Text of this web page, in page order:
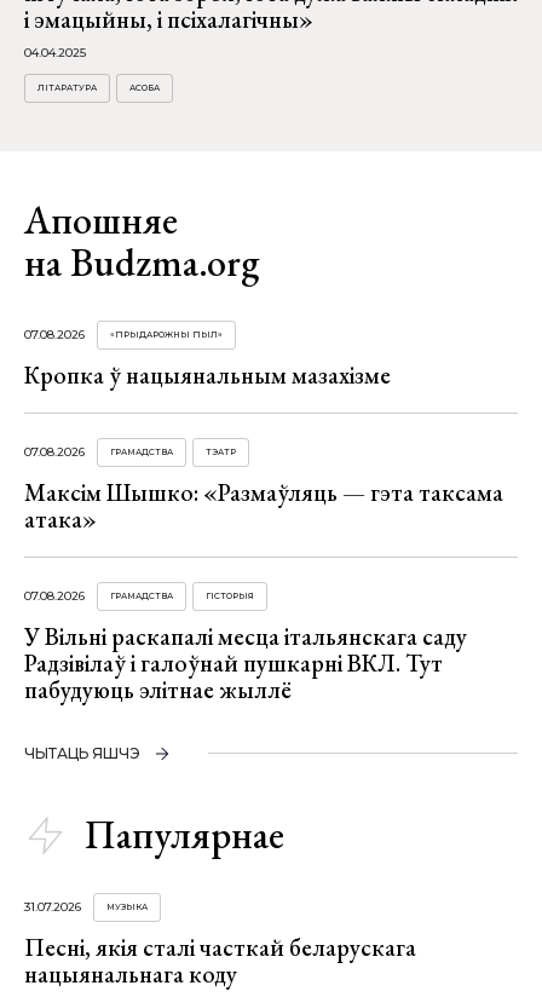
і эмацыйны, і псіхалагічны»
04.04.2025
ЛІТАРАТУРА АСОБА
Апошняе
на Budzma.org
07.08.2026 «ПРЫДАРОЖНЫ ПЫЛ»
Кропка ў нацыянальным мазахізме
07.08.2026 ГРАМАДСТВА ТЭАТР
Максім Шышко: «Размаўляць — гэта таксама
атака»
07.08.2026 ГРАМАДСТВА ГІСТОРЫЯ
У Вільні раскапалі месца італьянскага саду
Радзівілаў і галоўнай пушкарні ВКЛ. Тут
пабудуюць элітнае жыллё
ЧЫТАЦЬ ЯШЧЭ
Папулярнае
31.07.2026 МУЗЫКА
Песні, якія сталі часткай беларускага
нацыянальнага коду